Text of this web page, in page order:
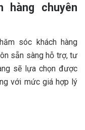
hàng chuyên
sóc khách hàng
sẵn sàng hỗ trợ, tư
sẽ lựa chọn được
với mức giá hợp lý